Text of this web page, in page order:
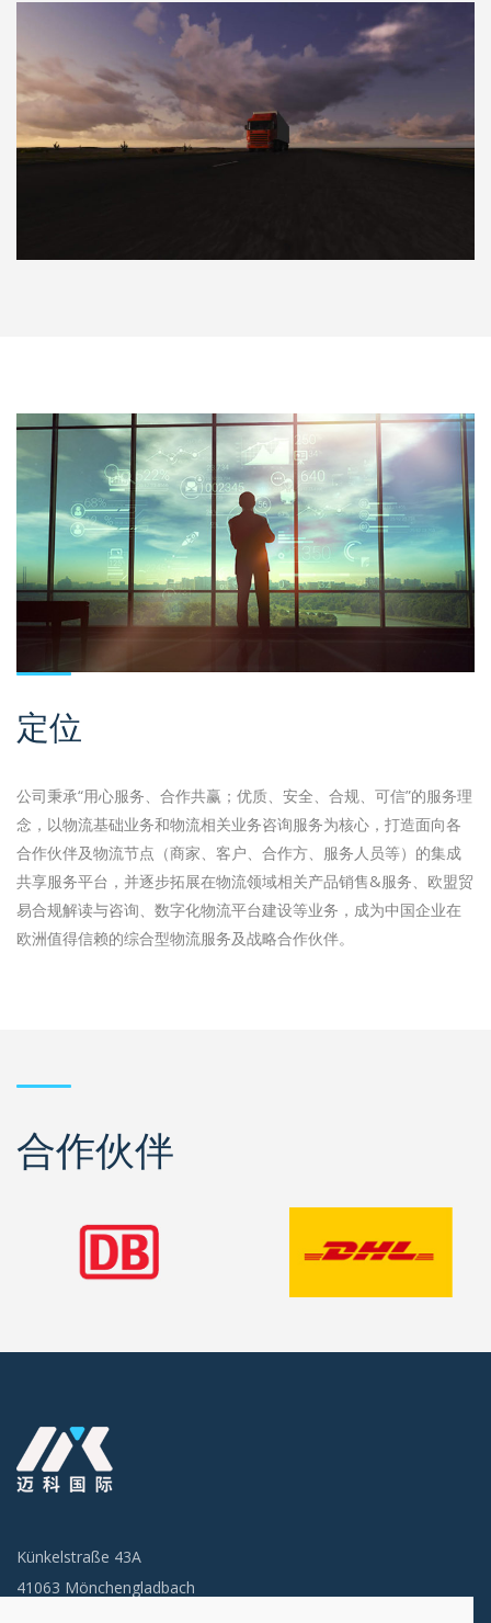
定位
公司秉承“用心服务、合作共赢；优质、安全、合规、可信”的服务理
念，以物流基础业务和物流相关业务咨询服务为核心，打造面向各
合作伙伴及物流节点（商家、客户、合作方、服务人员等）的集成
共享服务平台，并逐步拓展在物流领域相关产品销售&服务、欧盟贸
易合规解读与咨询、数字化物流平台建设等业务，成为中国企业在
欧洲值得信赖的综合型物流服务及战略合作伙伴。
合作伙伴
Künkelstraße 43A
41063 Mönchengladbach